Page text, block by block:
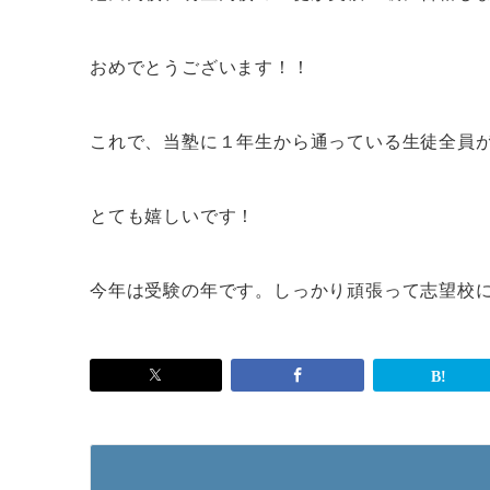
おめでとうございます！！
これで、当塾に１年生から通っている生徒全員
とても嬉しいです！
今年は受験の年です。しっかり頑張って志望校